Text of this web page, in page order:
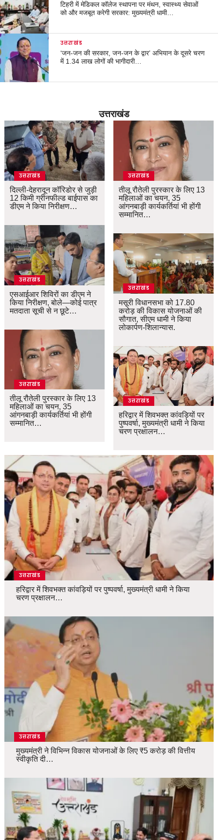
टिहरी में मेडिकल कॉलेज स्थापना पर मंथन, स्वास्थ्य सेवाओं
को और मजबूत करेगी सरकार: मुख्यमंत्री धामी…
उत्तराखंड
‘जन-जन की सरकार, जन-जन के द्वार’ अभियान के दूसरे चरण
में 1.34 लाख लोगों की भागीदारी…
उत्तराखंड
उत्तराखंड
दिल्ली-देहरादून कॉरिडोर से जुड़ी
12 किमी ग्रीनफील्ड बाईपास का
डीएम ने किया निरीक्षण…
उत्तराखंड
एसआईआर शिविरों का डीएम ने
किया निरीक्षण, बोले—कोई पात्र
मतदाता सूची से न छूटे…
उत्तराखंड
तीलू रौतेली पुरस्कार के लिए 13
महिलाओं का चयन, 35
आंगनबाड़ी कार्यकर्तियां भी होंगी
सम्मानित…
उत्तराखंड
तीलू रौतेली पुरस्कार के लिए 13
महिलाओं का चयन, 35
आंगनबाड़ी कार्यकर्तियां भी होंगी
सम्मानित…
उत्तराखंड
मसूरी विधानसभा को 17.80
करोड़ की विकास योजनाओं की
सौगात, सीएम धामी ने किया
लोकार्पण-शिलान्यास.
उत्तराखंड
हरिद्वार में शिवभक्त कांवड़ियों पर
पुष्पवर्षा, मुख्यमंत्री धामी ने किया
चरण प्रक्षालन…
उत्तराखंड
हरिद्वार में शिवभक्त कांवड़ियों पर पुष्पवर्षा, मुख्यमंत्री धामी ने किया
चरण प्रक्षालन…
उत्तराखंड
मुख्यमंत्री ने विभिन्न विकास योजनाओं के लिए ₹5 करोड़ की वित्तीय
स्वीकृति दी…